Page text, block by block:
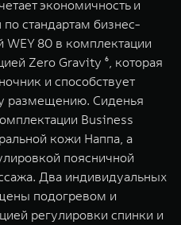
экономичность и
стандартам бизнес-
WEY 80 в комплектации
Zero Gravity ⁶, которая
и способствует
размещению. Сиденья
Business
кожи Наппа, а
поясничной
Два индивидуальных
подогревом и
регулировки спинки и